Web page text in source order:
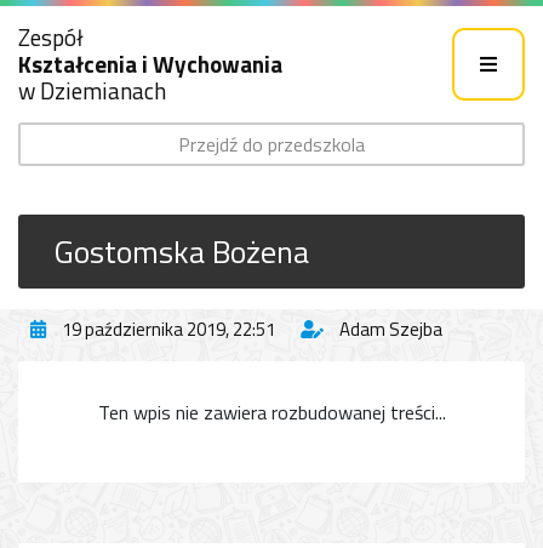
Zespół
Kształcenia i Wychowania
w Dziemianach
Przejdź do przedszkola
Gostomska Bożena
19 października 2019, 22:51 Adam Szejba
Ten wpis nie zawiera rozbudowanej treści...